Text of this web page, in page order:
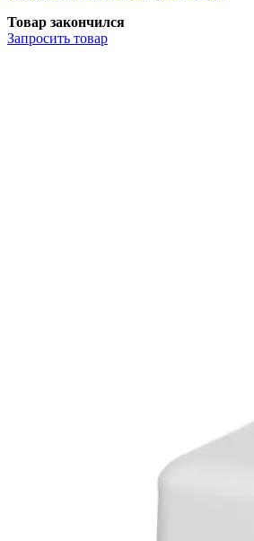
Товар закончился
Запросить товар